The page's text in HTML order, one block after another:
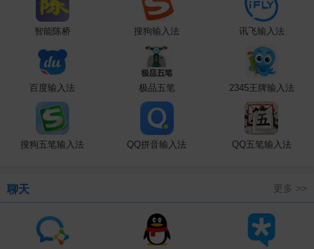
智能陈桥 搜狗输入法 讯飞输入法
百度输入法 极品五笔 2345王牌输入法
搜狗五笔输入法 QQ拼音输入法 QQ五笔输入法
聊天 更多 >>